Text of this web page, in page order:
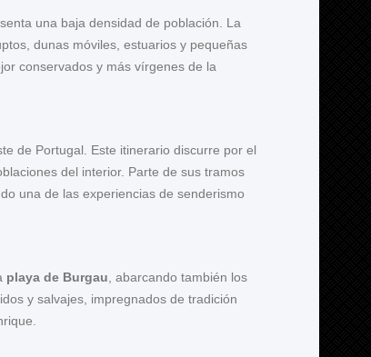
una baja densidad de población. La
dunas móviles, estuarios y pequeñas
conservados y más vírgenes de la
de Portugal. Este itinerario discurre por el
del interior. Parte de sus tramos
una de las experiencias de senderismo
playa de Burgau , abarcando también los
y salvajes, impregnados de tradición